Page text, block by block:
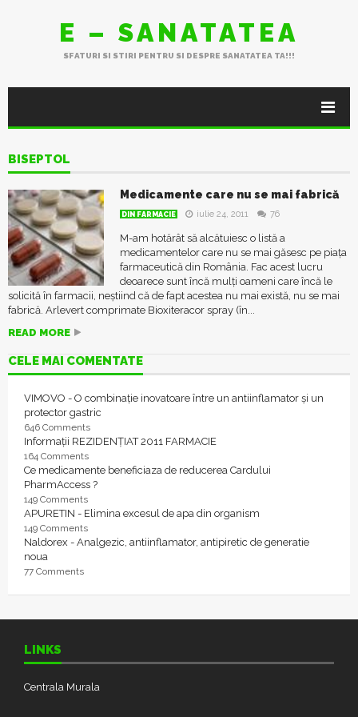
E – SANATATEA
SFATURI SI STIRI PENTRU SI DESPRE SANATATEA TA!!!
BISEPTOL
Medicamente care nu se mai fabrică
DIN FARMACIE iulie 24, 2011 76
M-am hotărât să alcătuiesc o listă a
medicamentelor care nu se mai găsesc pe piața
farmaceutică din România. Fac acest lucru
deoarece sunt încă mulți oameni care încă le
solicită în farmacii, neștiind că de fapt acestea nu mai există, nu se mai
fabrică. Arlevert comprimate Bioxiteracor spray (în...
READ MORE
CELE MAI COMENTATE
VIMOVO - O combinație inovatoare între un antiinflamator și un
protector gastric
646 Comments
Informații REZIDENȚIAT 2011 FARMACIE
164 Comments
Ce medicamente beneficiaza de reducerea Cardului
PharmAccess ?
149 Comments
APURETIN - Elimina excesul de apa din organism
149 Comments
Naldorex - Analgezic, antiinflamator, antipiretic de generatie
noua
77 Comments
LINKS
Centrala Murala